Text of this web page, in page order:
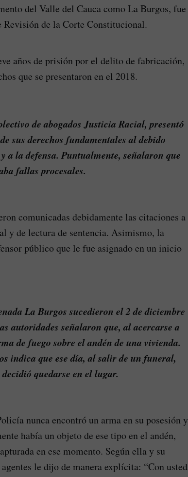
del Valle del Cauca como La Burgos, fue
Revisión de la Corte Constitucional.
años de prisión por el delito de fabricación,
que se presentaron en el 2018.
de abogados Justicia Racial, presentó
sus derechos fundamentales al debido
la defensa. Puntualmente, señalaron que
fallas procesales.
comunicadas debidamente las citaciones a
y de lectura de sentencia. Asimismo, la
público que le fue asignado en un inicio
La Burgos sucedieron el 2 de diciembre
autoridades señalaron que, al acercarse a
de fuego sobre el andén de una vivienda.
indica que ese día, al salir de un funeral,
quedarse en el lugar.
nunca encontró un arma en su posesión y
había un objeto de ese tipo en el andén,
en ese momento. Según ella y su
le dijo de manera explícita: “Con usted